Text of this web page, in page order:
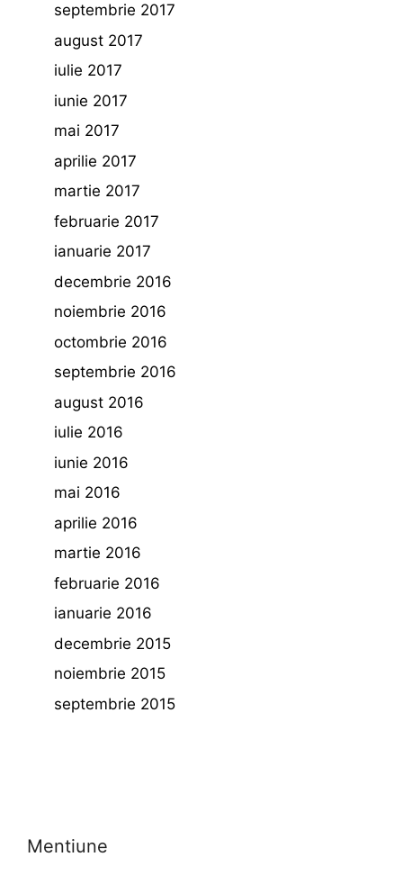
septembrie 2017
august 2017
iulie 2017
iunie 2017
mai 2017
aprilie 2017
martie 2017
februarie 2017
ianuarie 2017
decembrie 2016
noiembrie 2016
octombrie 2016
septembrie 2016
august 2016
iulie 2016
iunie 2016
mai 2016
aprilie 2016
martie 2016
februarie 2016
ianuarie 2016
decembrie 2015
noiembrie 2015
septembrie 2015
Mentiune